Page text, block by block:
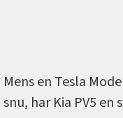
Mens en Tesla
snu, har Kia PV5